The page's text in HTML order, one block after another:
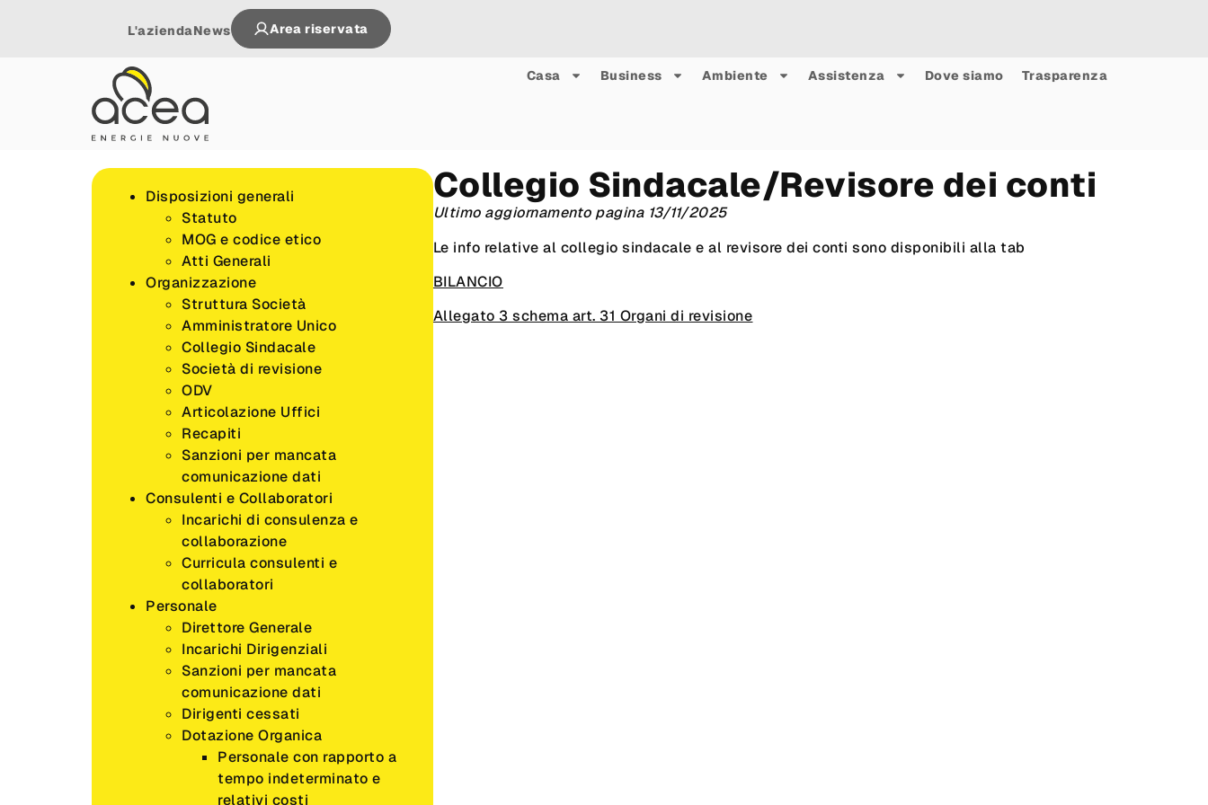
L'aziendaNews Area riservata
Casa Business Ambiente Assistenza Dove siamo Trasparenza
Disposizioni generali
Statuto
MOG e codice etico
Atti Generali
Organizzazione
Struttura Società
Amministratore Unico
Collegio Sindacale
Società di revisione
ODV
Articolazione Uffici
Recapiti
Sanzioni per mancata
comunicazione dati
Consulenti e Collaboratori
Incarichi di consulenza e
collaborazione
Curricula consulenti e
collaboratori
Personale
Direttore Generale
Incarichi Dirigenziali
Sanzioni per mancata
comunicazione dati
Dirigenti cessati
Dotazione Organica
Personale con rapporto a
tempo indeterminato e
relativi costi
Collegio Sindacale/Revisore dei conti
Ultimo aggiornamento pagina 13/11/2025
Le info relative al collegio sindacale e al revisore dei conti sono disponibili alla tab
BILANCIO
Allegato 3 schema art. 31 Organi di revisione